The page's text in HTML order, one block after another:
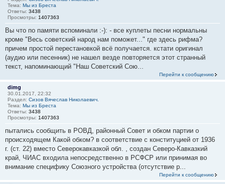
Тема: Мы из Бреста
Ответы: 3438
Просмотры: 1407363
Вы что по памяти вспоминали :-): - все куплеты песни нормальны
кроме "Весь советский народ нам поможет..." где здесь рифма?
причем простой перестановкой всё получается. кстати оригинал
(аудио или песенник) не нашел везде повторяется этот странный
текст, напоминающий "Наш Советский Сою...
Перейти к сообщению
dimg
30.01.2017, 22:32
Раздел: Сизов Вячеслав Николаевич.
Тема: Мы из Бреста
Ответы: 3438
Просмотры: 1407363
пытались сообщить в РОВД, районный Совет и обком партии о
происходящем Какой обком? в соответствие с конституцией от 1936
г. (ст. 22) вместо Северокавказкой обл. , создан Северо-Кавказкий
край, ЧИАС входила непосредственно в РСФСР или принимая во
внимание специфику Союзного устройства (отсутствие р...
Перейти к сообщению